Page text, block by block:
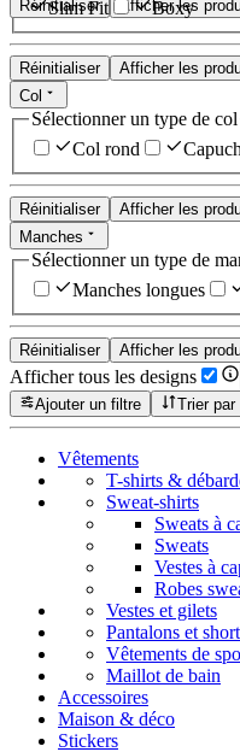
Réinitialiser Afficher les
Slim Fit Boxy
Réinitialiser
Afficher les
Col
Sélectionner un type de col
Col rond
Réinitialiser
Afficher les
Manches
Sélectionner un type de
Manches longues
Réinitialiser Afficher les
Afficher tous les designs
Ajouter un filtre
Trier par
Vêtements
T-shirts &
Sweat-shirts
Sweats à
Sweats
Vestes à
Robes
Vestes et gilets
Pantalons et
Vêtements de
Maillot de bain
Accessoires
Maison & déco
Stickers